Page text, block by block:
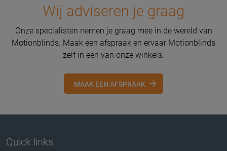
Wij adviseren je graag
Onze specialisten nemen je graag mee in de wereld van
Motionblinds. Maak een afspraak en ervaar Motionblinds
zelf in een van onze winkels.
MAAK EEN AFSPRAAK
Quick links